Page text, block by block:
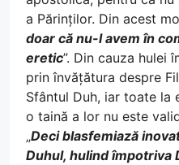
a Părinților. Din acest
doar că nu-l avem în
eretic”. Din cauza hulei
prin învățătura despre
Sfântul Duh, iar toate la
o taină a lor nu este
„Deci blasfemiază
Duhul, hulind împotriva